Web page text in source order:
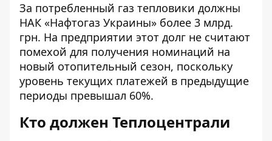
За потребленный газ тепловики должны
НАК «Нафтогаз Украины» более 3 млрд.
грн. На предприятии этот долг не считают
помехой для получения номинаций на
новый отопительный сезон, поскольку
уровень текущих платежей в предыдущие
периоды превышал 60%.
Кто должен Теплоцентрали